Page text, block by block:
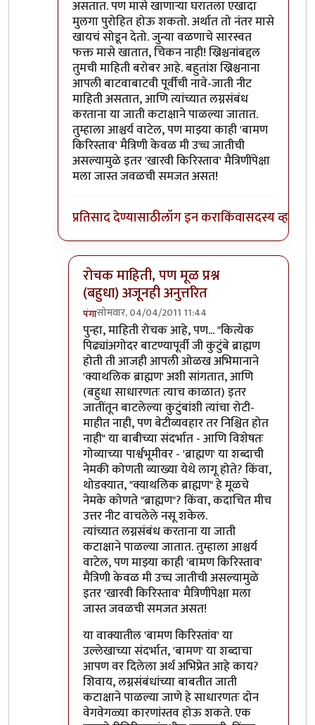
असतात. पण मासे खाणार्‍या घरातला एखादा
मुलगा पुरोहित होऊ शकतो. अर्थात तो नंतर मासे
खायचं सोडून देतो. जुन्या वळणाचे सारस्वत
फक्त मासे खातात, चिकन नाही! ख्रिश्चनांबद्दल
तुमची माहिती बरोबर आहे. बहुतांश ख्रिश्चनाना
आपली बाटवाबाटवी पूर्वीची नावे-जाती नीट
माहिती असतात, आणि त्यांच्यात लग्नसंबंध
करताना या जाती कटाक्षाने पाळल्या जातात.
तुम्हाला आश्चर्य वाटेल, पण माझ्या काही 'बामण
किरिस्ताव' मैत्रिणी केवळ मी उच्च जातीची
असल्यामुळे इतर 'खारवी किरिस्ताव' मैत्रिणींपेक्षा
मला जास्त जवळची समजत असत!
प्रतिसाद देण्यासाठीलॉग इन कराकिंवासदस्य व्हा
रोचक माहिती, पण मूळ प्रश्न
(बहुधा) अजूनही अनुत्तरित
पंगासोमवार, 04/04/2011 11:44
In reply toगोव्यातील ब्राह्मणbyपैसा
पुन्हा, माहिती रोचक आहे, पण... "कित्येक
पिढ्यांअगोदर बाटण्यापूर्वी जी कुटुंबे ब्राह्मण
होती ती आजही आपली ओळख अभिमानाने
'क्याथलिक ब्राह्मण' अशी सांगतात, आणि
(बहुधा साधारणतः त्याच काळात) इतर
जातींतून बाटलेल्या कुटुंबांशी त्यांचा रोटी-
माहीत नाही, पण बेटीव्यवहार तर निश्चित होत
नाही" या बाबीच्या संदर्भात - आणि विशेषतः
गोव्याच्या पार्श्वभूमीवर - 'ब्राह्मण' या शब्दाची
नेमकी कोणती व्याख्या येथे लागू होते? किंवा,
थोडक्यात, "क्याथलिक ब्राह्मण" हे मूळचे
नेमके कोणते "ब्राह्मण"? किंवा, कदाचित मीच
उत्तर नीट वाचलेले नसू शकेल.
त्यांच्यात लग्नसंबंध करताना या जाती
कटाक्षाने पाळल्या जातात. तुम्हाला आश्चर्य
वाटेल, पण माझ्या काही 'बामण किरिस्ताव'
मैत्रिणी केवळ मी उच्च जातीची असल्यामुळे
इतर 'खारवी किरिस्ताव' मैत्रिणींपेक्षा मला
जास्त जवळची समजत असत!
या वाक्यातील 'बामण किरिस्तांव' या
उल्लेखाच्या संदर्भात, 'बामण' या शब्दाचा
आपण वर दिलेला अर्थ अभिप्रेत आहे काय?
शिवाय, लग्नसंबंधांच्या बाबतीत जाती
कटाक्षाने पाळल्या जाणे हे साधारणतः दोन
वेगवेगळ्या कारणांस्तव होऊ शकते. एक